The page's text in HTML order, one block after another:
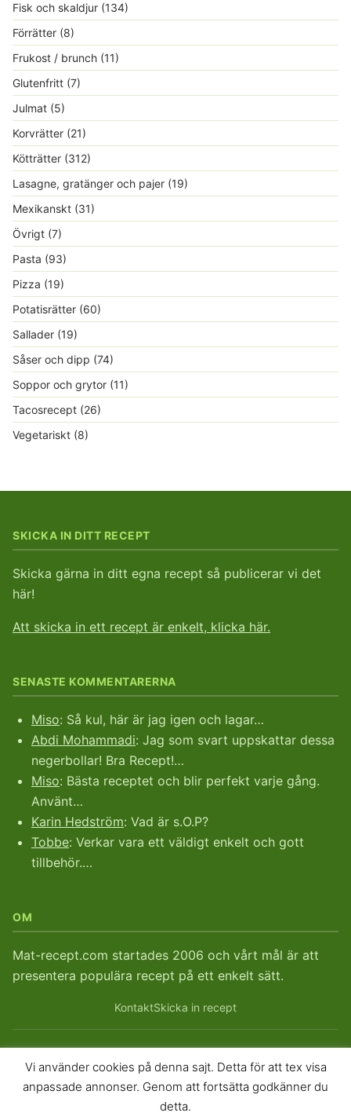
Fisk och skaldjur (134)
Förrätter (8)
Frukost / brunch (11)
Glutenfritt (7)
Julmat (5)
Korvrätter (21)
Kötträtter (312)
Lasagne, gratänger och pajer (19)
Mexikanskt (31)
Övrigt (7)
Pasta (93)
Pizza (19)
Potatisrätter (60)
Sallader (19)
Såser och dipp (74)
Soppor och grytor (11)
Tacosrecept (26)
Vegetariskt (8)
SKICKA IN DITT RECEPT
Skicka gärna in ditt egna recept så publicerar vi det
här!
Att skicka in ett recept är enkelt, klicka här.
SENASTE KOMMENTARERNA
Miso: Så kul, här är jag igen och lagar…
Abdi Mohammadi: Jag som svart uppskattar dessa
negerbollar! Bra Recept!…
Miso: Bästa receptet och blir perfekt varje gång.
Använt…
Karin Hedström: Vad är s.O.P?
Tobbe: Verkar vara ett väldigt enkelt och gott
tillbehör.…
OM
Mat-recept.com startades 2006 och vårt mål är att
presentera populära recept på ett enkelt sätt.
KontaktSkicka in recept
© 2026Mat-recept.com. Mat-recept sedan 2006.
Vi använder cookies på denna sajt. Detta för att tex visa
anpassade annonser. Genom att fortsätta godkänner du
detta.